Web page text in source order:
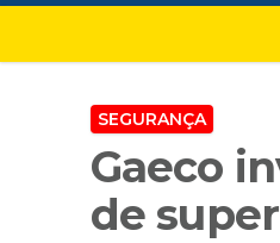
SEGURANÇA
Gaeco
de